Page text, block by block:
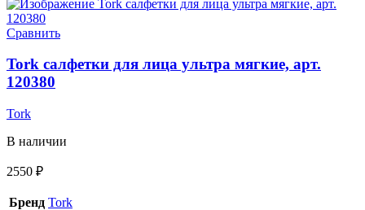
Сравнить
Tork салфетки для лица ультра мягкие, арт.
120380
Tork
В наличии
2550 ₽
Бренд Tork